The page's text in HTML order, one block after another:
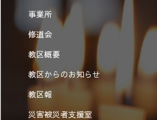
事業所
修道会
教区概要
教区からのお知らせ
教区報
災害被災者支援室